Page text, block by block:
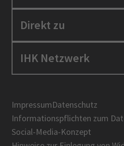
Standortpolitik
Berufszugang
Über uns
Direkt zu
Positionen
Presse
IHK-Magazin
IHK Netzwerk
BIHK
DIHK
AHK
ImpressumDatenschutz
Informationspflichten zum
Social-Media-Konzept